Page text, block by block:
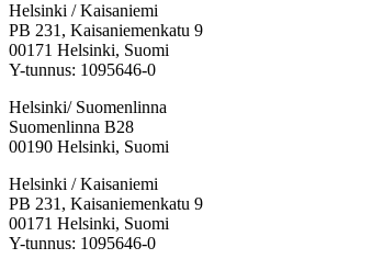
Helsinki / Kaisaniemi
PB 231, Kaisaniemenkatu 9
00171 Helsinki, Suomi
Y-tunnus: 1095646-0
Helsinki/ Suomenlinna
Suomenlinna B28
00190 Helsinki, Suomi
Facebook:
Avataan
uuteen
välilehteen
Instagram:
Avataan
uuteen
välilehteen
TikTok:
Avataan
uuteen
välilehteen
Youtube:
Avataan
uuteen
välilehteen
Vimeo:
Avataan
uuteen
välilehteen
Helsinki / Kaisaniemi
PB 231, Kaisaniemenkatu 9
00171 Helsinki, Suomi
Y-tunnus: 1095646-0